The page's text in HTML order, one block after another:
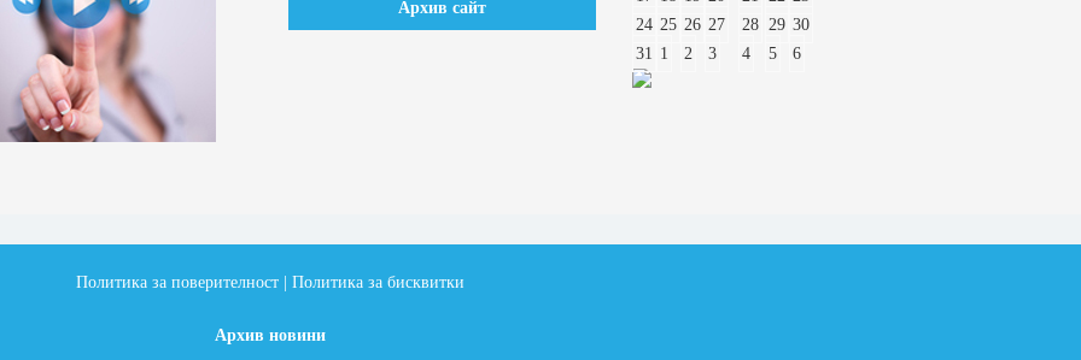
Архив сайт
24 25 26 27 28 29 30
31 1 2 3 4 5 6
Политика за поверителност Политика за бисквитки
Архив новини